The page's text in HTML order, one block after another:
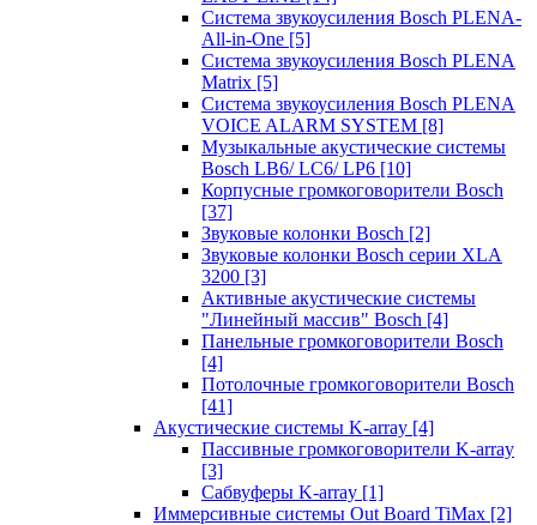
Система звукоусиления Bosch PLENA-
All-in-One [5]
Система звукоусиления Bosch PLENA
Matrix [5]
Система звукоусиления Bosch PLENA
VOICE ALARM SYSTEM [8]
Музыкальные акустические системы
Bosch LB6/ LC6/ LP6 [10]
Корпусные громкоговорители Bosch
[37]
Звуковые колонки Bosch [2]
Звуковые колонки Bosch серии XLA
3200 [3]
Активные акустические системы
"Линейный массив" Bosch [4]
Панельные громкоговорители Bosch
[4]
Потолочные громкоговорители Bosch
[41]
Акустические системы K-array [4]
Пассивные громкоговорители K-array
[3]
Сабвуферы K-array [1]
Иммерсивные системы Out Board TiMax [2]